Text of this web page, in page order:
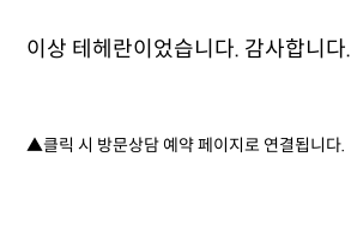
이상 테헤란이었습니다. 감사합니다.
▲클릭 시 방문상담 예약 페이지로 연결됩니다.